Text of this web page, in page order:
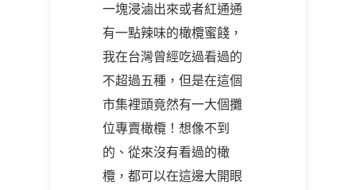
一塊浸滷出來或者紅通通
有一點辣味的橄欖蜜餞，
我在台灣曾經吃過看過的
不超過五種，但是在這個
市集裡頭竟然有一大個攤
位專賣橄欖！想像不到
的、從來沒有看過的橄
欖，都可以在這邊大開眼